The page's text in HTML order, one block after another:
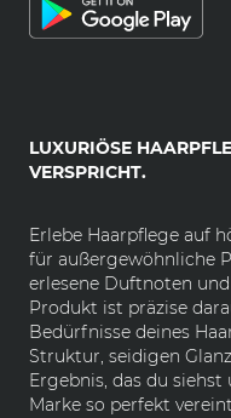
LUXURIÖSE
VERSPRICHT.
Erlebe Haarpflege auf
für außergewöhnliche
erlesene Duftnoten
Produkt ist präzise
Bedürfnisse deines
Struktur, seidigen
Ergebnis, das du
Marke so perfekt